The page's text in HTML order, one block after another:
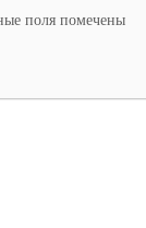
поля помечены